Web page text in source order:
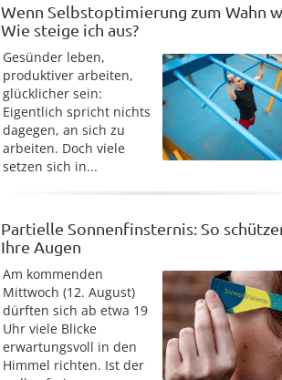
Wenn Selbstoptimierung zum Wahn
Wie steige ich aus?
Gesünder leben,
produktiver arbeiten,
glücklicher sein:
Eigentlich spricht nichts
dagegen, an sich zu
arbeiten. Doch viele
setzen sich in...
Partielle Sonnenfinsternis: So
Ihre Augen
Am kommenden
Mittwoch (12. August)
dürften sich ab etwa 19
Uhr viele Blicke
erwartungsvoll in den
Himmel richten. Ist der